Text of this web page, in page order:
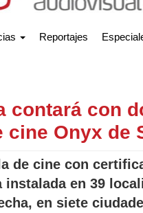
Reportajes
contará con
cine Onyx de
de cine con
instalada en 39
en siete